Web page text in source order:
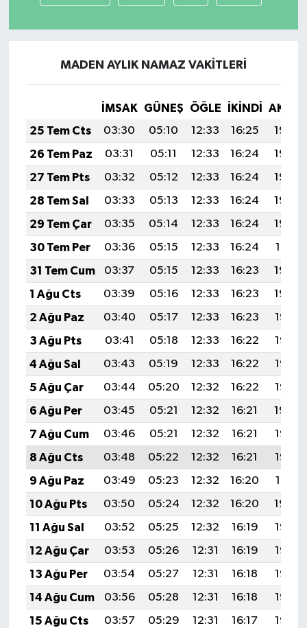
MADEN AYLIK NAMAZ VAKITLERI
İMSAK GÜNEŞ ÖĞLE İKINDI
25 Tem Cts
03:30 05:10 12:33 16:25
19:46
26 Tem Paz
03:31 05:11 12:33 16:24
19:45
27 Tem Pts
03:32 05:12 12:33 16:24
19:44
28 Tem Sal
03:33 05:13 12:33 16:24
19:43
29 Tem Çar
03:35 05:14 12:33 16:24
19:42
30 Tem Per
03:36 05:15 12:33 16:24
19:41
31 Tem Cum
03:37 05:15 12:33 16:23
19:40
1 Ağu Cts
03:39 05:16 12:33 16:23
19:39
2 Ağu Paz
03:40 05:17 12:33 16:23
19:38
3 Ağu Pts
03:41 05:18 12:33 16:22
19:37
4 Ağu Sal
03:43 05:19 12:33 16:22
19:36
5 Ağu Çar
03:44 05:20 12:32 16:22
19:35
6 Ağu Per
03:45 05:21 12:32 16:21
19:34
7 Ağu Cum
03:46 05:21 12:32 16:21
19:33
8 Ağu Cts
03:48 05:22 12:32 16:21
19:32
9 Ağu Paz
03:49 05:23 12:32 16:20
19:31
10 Ağu Pts
03:50 05:24 12:32 16:20
19:30
11 Ağu Sal
03:52 05:25 12:32 16:19
19:28
12 Ağu Çar
03:53 05:26 12:31 16:19
19:27
13 Ağu Per
03:54 05:27 12:31 16:18
19:26
14 Ağu Cum
03:56 05:28 12:31 16:18
19:25
15 Ağu Cts
03:57 05:29 12:31 16:17
19:23